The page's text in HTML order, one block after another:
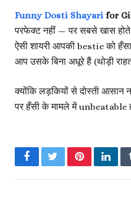
Funny Dosti Shayari for
परफेक्ट नहीं — पर सबसे खास
ऐसी शायरी आपकी bestie को
आप उसके बिना अधूरे हैं (थोड़ी
क्योंकि लड़कियों से दोस्ती आसान
पर हँसी के मामले में unbeatable
FacebookTwitterPinterest